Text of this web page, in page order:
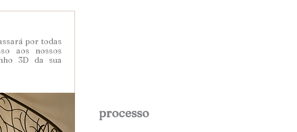
por todas
aos nossos
3D da sua
processo